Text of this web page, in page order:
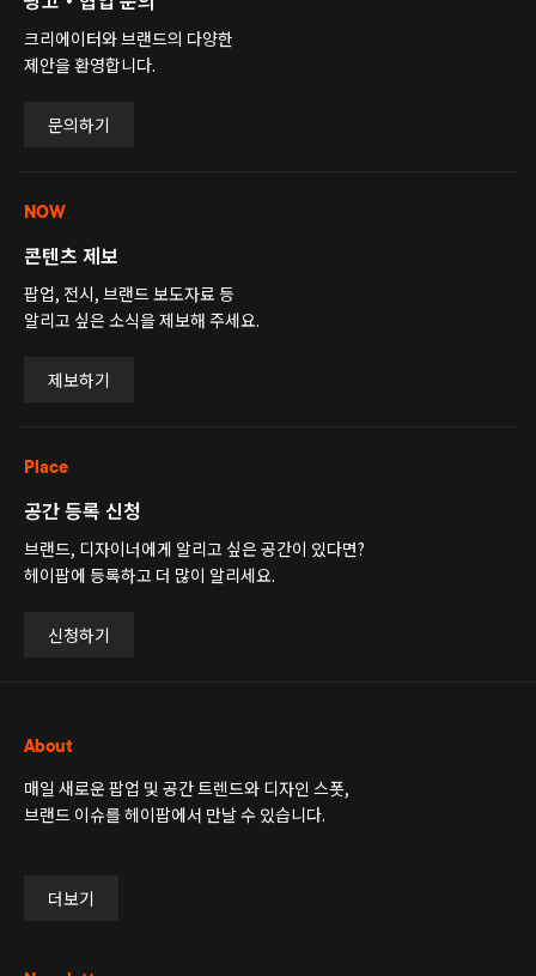
크리에이터와 브랜드의 다양한
제안을 환영합니다.
문의하기
NOW
콘텐츠 제보
팝업, 전시, 브랜드 보도자료 등
알리고 싶은 소식을 제보해 주세요.
제보하기
Place
공간 등록 신청
브랜드, 디자이너에게 알리고 싶은 공간이 있다면?
헤이팝에 등록하고 더 많이 알리세요.
신청하기
About
매일 새로운 팝업 및 공간 트렌드와 디자인 스폿,
브랜드 이슈를 헤이팝에서 만날 수 있습니다.
더보기